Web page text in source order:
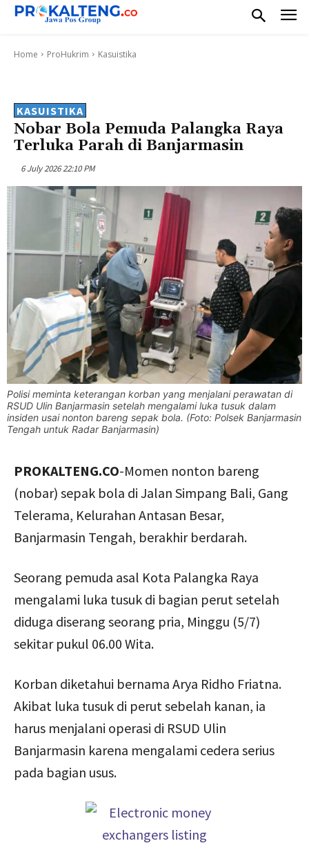
Home ProHukrim Kasuistika
KASUISTIKA
Nobar Bola Pemuda Palangka Raya
Terluka Parah di Banjarmasin
6 July 2026 22:10 PM
Polisi meminta keterangan korban yang menjalani perawatan di
RSUD Ulin Banjarmasin setelah mengalami luka tusuk dalam
insiden usai nonton bareng sepak bola. (Foto: Polsek Banjarmasin
Tengah untuk Radar Banjarmasin)
PROKALTENG.CO-Momen nonton bareng
(nobar) sepak bola di Jalan Simpang Bali, Gang
Telerama, Kelurahan Antasan Besar,
Banjarmasin Tengah, berakhir berdarah.
Seorang pemuda asal Kota Palangka Raya
mengalami luka tusuk di bagian perut setelah
diduga diserang seorang pria, Minggu (5/7)
sekitar pukul 06.00 Wita.
Korban diketahui bernama Arya Ridho Friatna.
Akibat luka tusuk di perut sebelah kanan, ia
harus menjalani operasi di RSUD Ulin
Banjarmasin karena mengalami cedera serius
pada bagian usus.